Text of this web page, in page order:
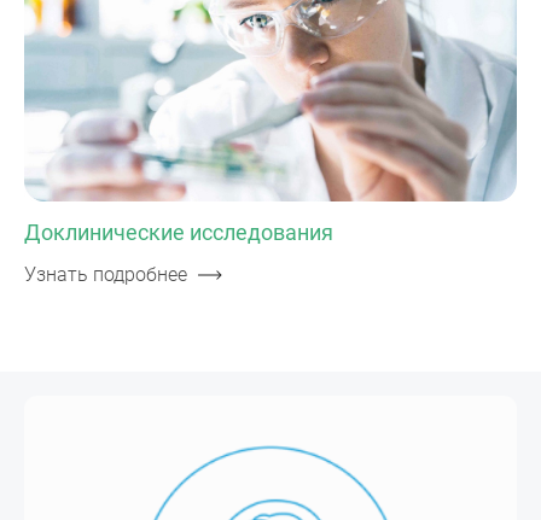
Доклинические исследования
Узнать подробнее